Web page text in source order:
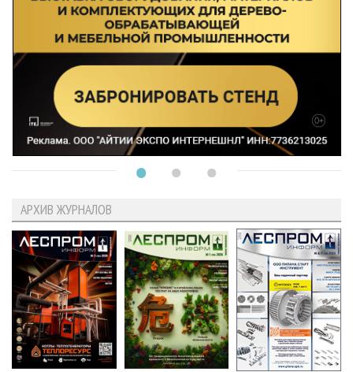
АРХИВ ЖУРНАЛОВ